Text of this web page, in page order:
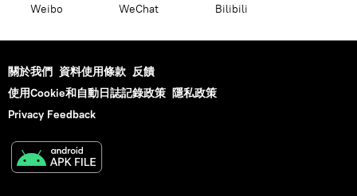
Weibo WeChat Bilibili
關於我們 資料使用條款 反饋
使用Cookie和自動日誌記錄政策 隱私政策
Privacy Feedback